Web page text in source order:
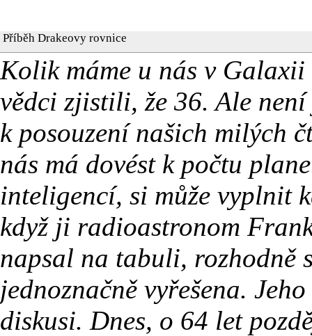
Příběh Drakeovy rovnice
Kolik máme u nás v
vědci zjistili, že 36. Ale
k posouzení našich milých
nás má dovést k počtu
inteligencí, si může vyplnit
když ji radioastronom
napsal na tabuli, rozhodně
jednoznačně vyřešena.
diskusi. Dnes, o 64 let